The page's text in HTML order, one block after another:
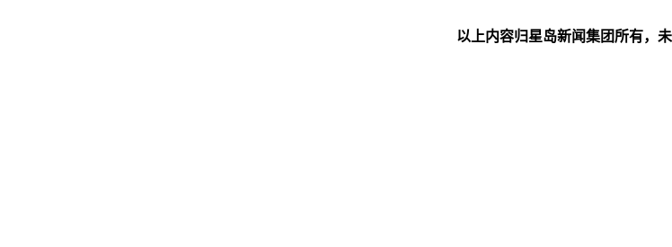
以上内容归星岛新闻集团所有，